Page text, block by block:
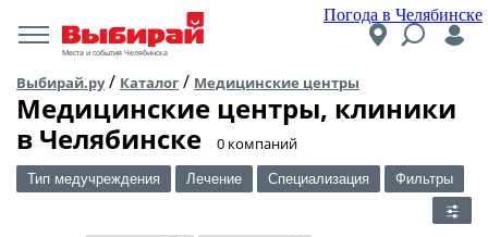
Погода в Челябинске
Места и события Челябинска
Выбирай.ру/ Каталог / Медицинские центры
Медицинские центры, клиники
в Челябинске
​0 компаний
Тип медучреждения Лечение Специализация Фильтры